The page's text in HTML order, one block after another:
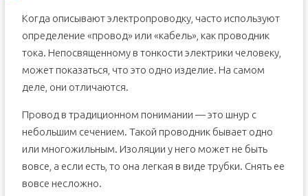
Когда описывают электропроводку, часто используют
определение «провод» или «кабель», как проводник
тока. Непосвященному в тонкости электрики человеку,
может показаться, что это одно изделие. На самом
деле, они отличаются.
Провод в традиционном понимании — это шнур с
небольшим сечением. Такой проводник бывает одно
или многожильным. Изоляции у него может не быть
вовсе, а если есть, то она легкая в виде трубки. Снять ее
вовсе несложно.